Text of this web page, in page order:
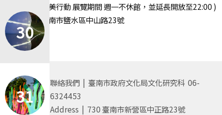
30
31
( 2025 漫月美行動 展覽期間 週一不休館，並延長開放至22:00 )
· 地址｜臺南市鹽水區中山路23號
聯絡我們 | 臺南市政府文化局文化研究科 06-
6324453
Address | 730 臺南市新營區中正路23號